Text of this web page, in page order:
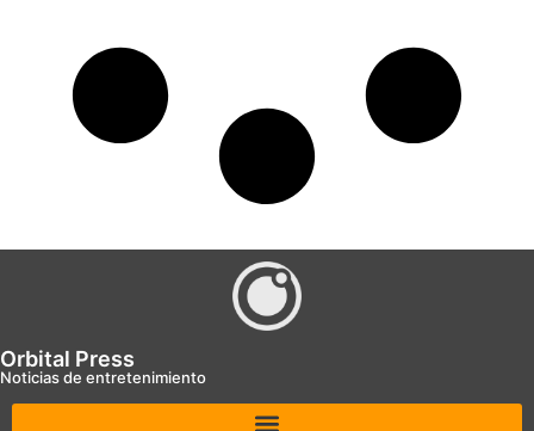
Orbital Press
Noticias de entretenimiento